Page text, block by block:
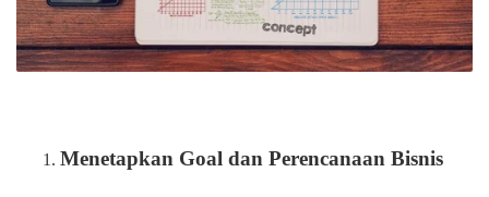
Menetapkan Goal dan Perencanaan Bisnis